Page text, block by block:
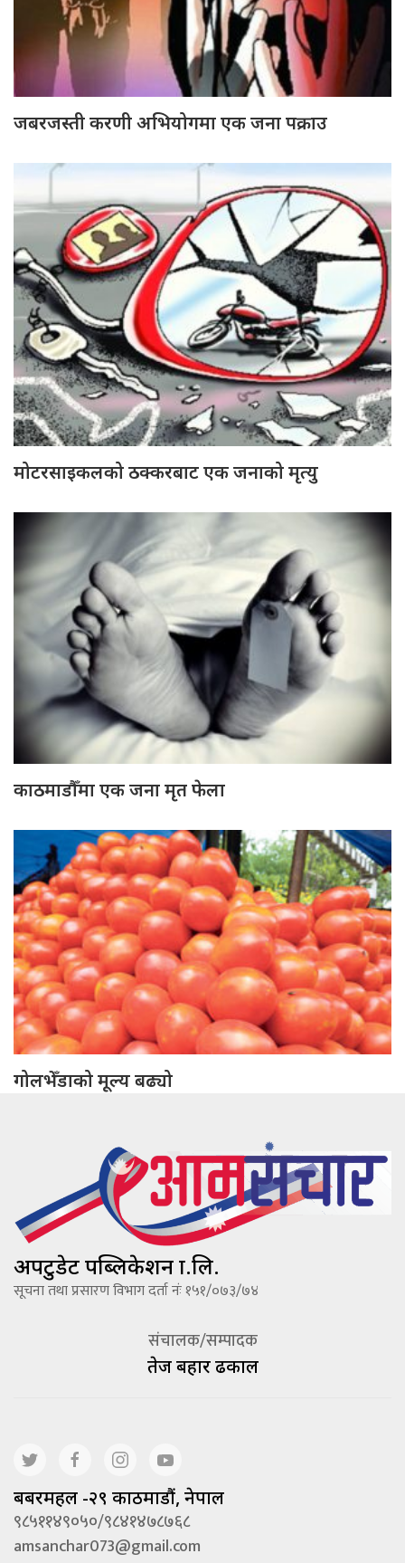
जबरजस्ती करणी अभियोगमा एक जना पक्राउ
मोटरसाइकलको ठक्करबाट एक जनाको मृत्यु
काठमाडौँमा एक जना मृत फेला
गोलभेँडाको मूल्य बढ्यो
अपटुडेट पब्लिकेशन प्रा.लि.
सूचना तथा प्रसारण विभाग दर्ता नंः १५१/०७३/७४
संचालक/सम्पादक
तेज बहादूर ढकाल
बबरमहल -२९ काठमाडौं, नेपाल
९८५११४९०५०/९८४१४७८७६८
amsanchar073@gmail.com